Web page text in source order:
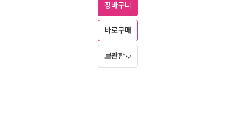
장바구니
바로구매
보관함